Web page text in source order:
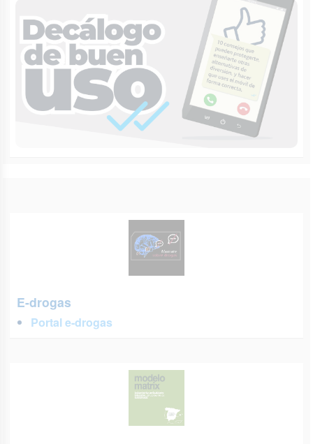
E-drogas
Portal e-drogas